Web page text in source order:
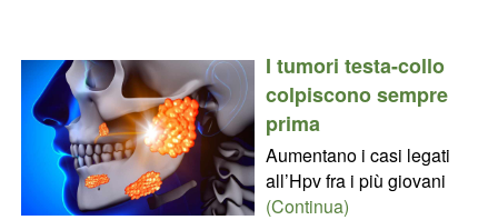
I tumori testa-collo
colpiscono sempre
prima
Aumentano i casi legati
all’Hpv fra i più giovani
(Continua)